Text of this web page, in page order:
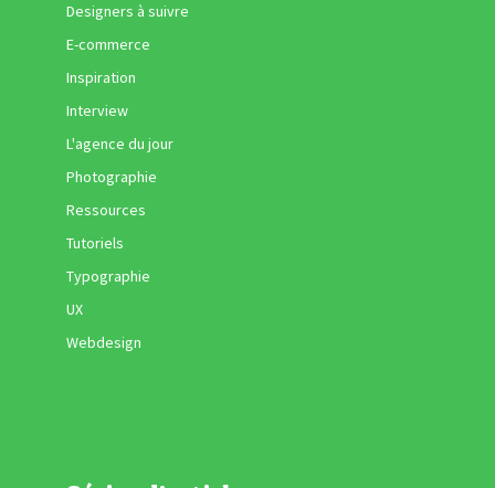
Designers à suivre
E-commerce
Inspiration
Interview
L'agence du jour
Photographie
Ressources
Tutoriels
Typographie
UX
Webdesign